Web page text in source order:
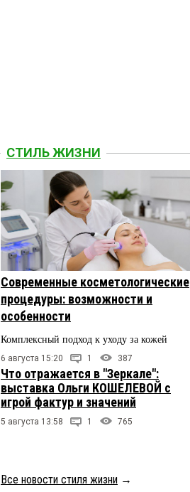
СТИЛЬ ЖИЗНИ
Современные косметологические
процедуры: возможности и
особенности
Комплексный подход к уходу за кожей
6 августа 15:20 1 387
Что отражается в "Зеркале":
выставка Ольги КОШЕЛЕВОЙ с
игрой фактур и значений
5 августа 13:58 1 765
Все новости стиля жизни →